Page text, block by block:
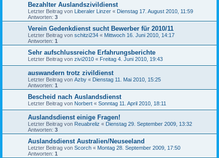
Bezahlter Auslandszivildienst
Letzter Beitrag von Liberaler Linzer « Dienstag 17. August 2010, 11:59
Antworten: 3
Verein Gedenkdienst sucht Bewerber für 2010/11
Letzter Beitrag von schitzi234 « Mittwoch 16. Juni 2010, 14:17
Antworten: 1
Sehr aufschlussreiche Erfahrungsberichte
Letzter Beitrag von zivi2010 « Freitag 4. Juni 2010, 19:43
auswandern trotz zivildienst
Letzter Beitrag von Azby « Dienstag 11. Mai 2010, 15:25
Antworten: 1
Bescheid nach Auslandsdienst
Letzter Beitrag von Norbert « Sonntag 11. April 2010, 18:11
Auslandsdienst einige Fragen!
Letzter Beitrag von Reuabreliz « Dienstag 29. September 2009, 13:32
Antworten: 3
Auslandsdienst Australien/Neuseeland
Letzter Beitrag von Scorch « Montag 28. September 2009, 17:50
Antworten: 1